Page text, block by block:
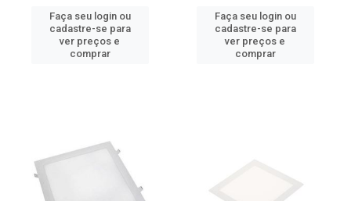
Faça seu login ou
cadastre-se para
ver preços e
comprar
Faça seu login ou
cadastre-se para
ver preços e
comprar